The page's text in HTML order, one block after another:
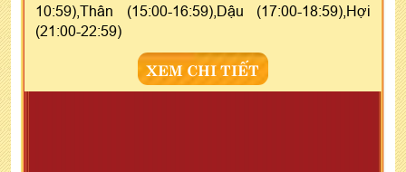
10:59),Thân (15:00-16:59),Dậu (17:00-18:59),Hợi
(21:00-22:59)
XEM CHI TIẾT